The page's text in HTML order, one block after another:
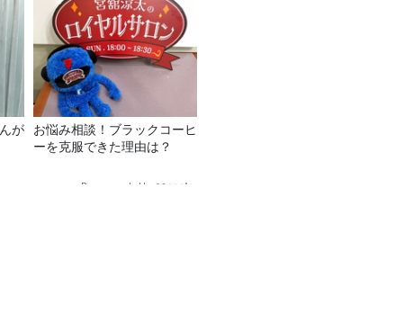
が
お悩み相談！ブラックコーヒ
ーを克服できた理由は？
Recommended by